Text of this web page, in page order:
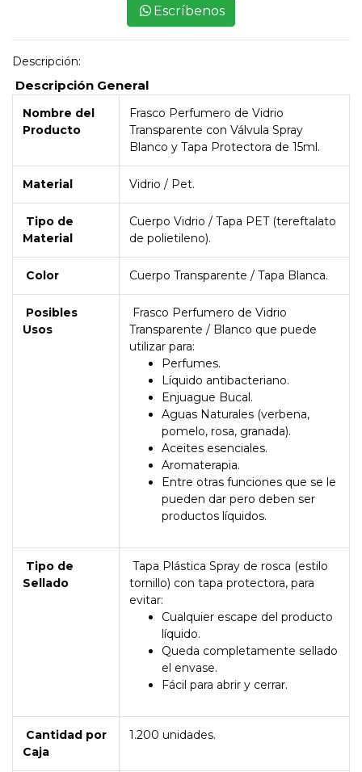
Escríbenos
Descripción:
Descripción General
Nombre del
Producto
Frasco Perfumero de Vidrio
Transparente con Válvula Spray
Blanco y Tapa Protectora de 15ml.
Material Vidrio / Pet.
Tipo de
Material
Cuerpo Vidrio / Tapa PET (tereftalato
de polietileno).
Color Cuerpo Transparente / Tapa Blanca.
Posibles
Usos
Frasco Perfumero de Vidrio
Transparente / Blanco que puede
utilizar para:
Perfumes.
Líquido antibacteriano.
Enjuague Bucal.
Aguas Naturales (verbena,
pomelo, rosa, granada).
Aceites esenciales.
Aromaterapia.
Entre otras funciones que se le
pueden dar pero deben ser
productos líquidos.
Tipo de
Sellado
Tapa Plástica Spray de rosca (estilo
tornillo) con tapa protectora, para
evitar:
Cualquier escape del producto
líquido.
Queda completamente sellado
el envase.
Fácil para abrir y cerrar.
Cantidad por
Caja
1.200 unidades.